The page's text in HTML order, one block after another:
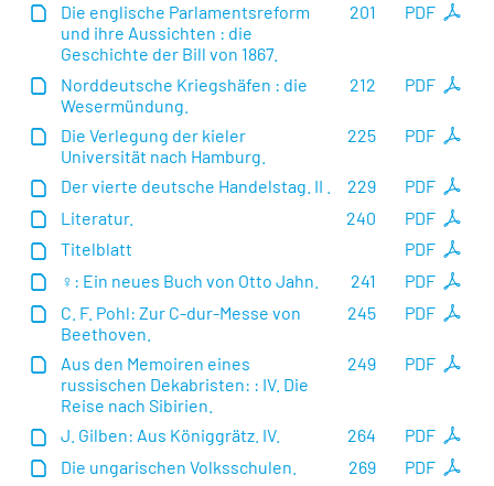
PDF
201
Die englische Parlamentsreform
und ihre Aussichten : die
Geschichte der Bill von 1867.
PDF
212
Norddeutsche Kriegshäfen : die
Wesermündung.
PDF
225
Die Verlegung der kieler
Universität nach Hamburg.
PDF
229
Der vierte deutsche Handelstag. II .
PDF
240
Literatur.
PDF
Titelblatt
PDF
241
♀: Ein neues Buch von Otto Jahn.
PDF
245
C. F. Pohl: Zur C-dur-Messe von
Beethoven.
PDF
249
Aus den Memoiren eines
russischen Dekabristen: : IV. Die
Reise nach Sibirien.
PDF
264
J. Gilben: Aus Königgrätz. IV.
PDF
269
Die ungarischen Volksschulen.